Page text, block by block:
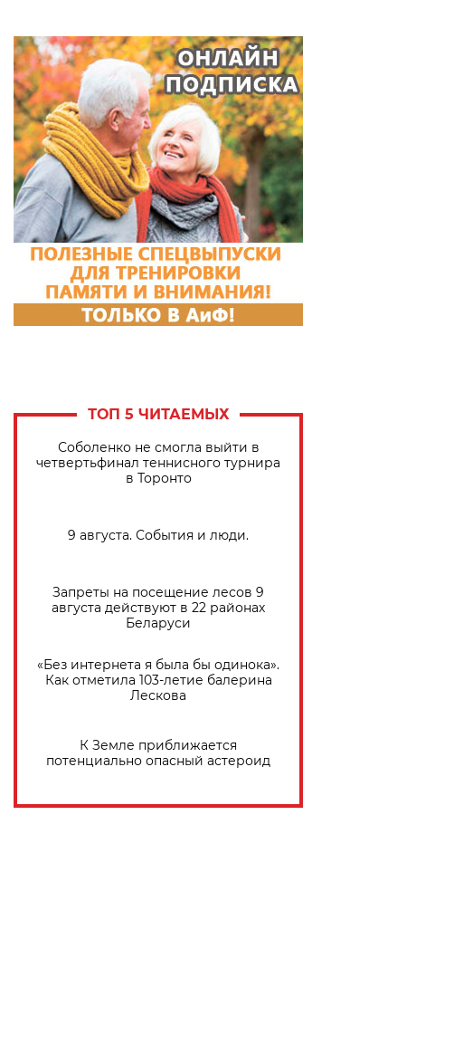
ТОП 5 ЧИТАЕМЫХ
Соболенко не смогла выйти в
четвертьфинал теннисного турнира
в Торонто
9 августа. События и люди.
Запреты на посещение лесов 9
августа действуют в 22 районах
Беларуси
«Без интернета я была бы одинока».
Как отметила 103-летие балерина
Лескова
К Земле приближается
потенциально опасный астероид